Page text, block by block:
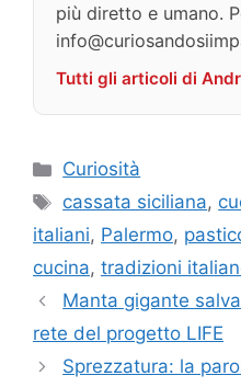
più diretto e umano.
Tutti gli articoli di
Categorie
Curiosità
Tag
cassata siciliana,
italiani, Palermo,
cucina, tradizioni
Manta gigante
rete del progetto LIFE
Sprezzatura: la